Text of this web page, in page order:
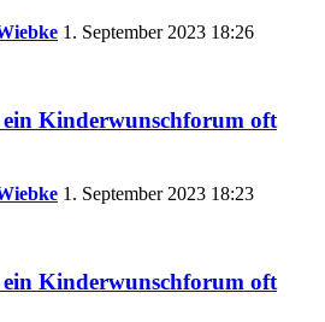
1. September 2023 18:26
Kinderwunschforum oft
1. September 2023 18:23
Kinderwunschforum oft